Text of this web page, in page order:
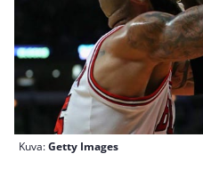
Kuva:Getty Images